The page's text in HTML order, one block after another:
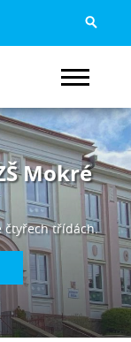
Mokré
čtyřech třídách.